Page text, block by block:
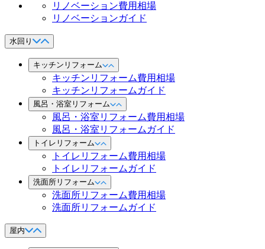
リノベーション費用相場
リノベーションガイド
水回り
キッチンリフォーム
キッチンリフォーム費用相場
キッチンリフォームガイド
風呂・浴室リフォーム
風呂・浴室リフォーム費用相場
風呂・浴室リフォームガイド
トイレリフォーム
トイレリフォーム費用相場
トイレリフォームガイド
洗面所リフォーム
洗面所リフォーム費用相場
洗面所リフォームガイド
屋内